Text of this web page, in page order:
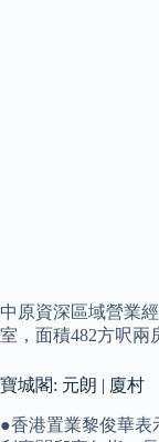
中原資深區域營業
室，面積482方呎兩
寶城閣: 元朗 | 廈村
●香港置業黎俊華表